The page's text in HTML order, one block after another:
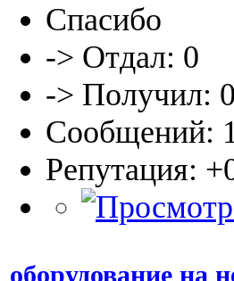
Спасибо
-> Отдал: 0
-> Получил: 0
Сообщений: 1
Репутация:
оборудование на